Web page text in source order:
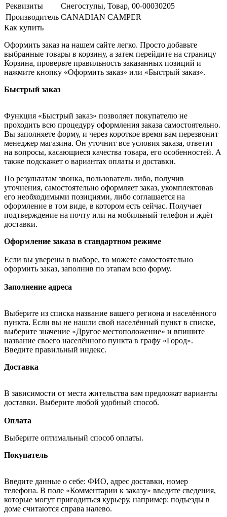
Реквизиты
Снегоступы, Товар, 00-00030205
Производитель CANADIAN CAMPER
Как купить
Оформить заказ на нашем сайте легко. Просто добавьте
выбранные товары в корзину, а затем перейдите на страницу
Корзина, проверьте правильность заказанных позиций и
нажмите кнопку «Оформить заказ» или «Быстрый заказ».
Быстрый заказ
Функция «Быстрый заказ» позволяет покупателю не
проходить всю процедуру оформления заказа самостоятельно.
Вы заполняете форму, и через короткое время вам перезвонит
менеджер магазина. Он уточнит все условия заказа, ответит
на вопросы, касающиеся качества товара, его особенностей. А
также подскажет о вариантах оплаты и доставки.
По результатам звонка, пользователь либо, получив
уточнения, самостоятельно оформляет заказ, укомплектовав
его необходимыми позициями, либо соглашается на
оформление в том виде, в котором есть сейчас. Получает
подтверждение на почту или на мобильный телефон и ждёт
доставки.
Оформление заказа в стандартном режиме
Если вы уверены в выборе, то можете самостоятельно
оформить заказ, заполнив по этапам всю форму.
Заполнение адреса
Выберите из списка название вашего региона и населённого
пункта. Если вы не нашли свой населённый пункт в списке,
выберите значение «Другое местоположение» и впишите
название своего населённого пункта в графу «Город».
Введите правильный индекс.
Доставка
В зависимости от места жительства вам предложат варианты
доставки. Выберите любой удобный способ.
Оплата
Выберите оптимальный способ оплаты.
Покупатель
Введите данные о себе: ФИО, адрес доставки, номер
телефона. В поле «Комментарии к заказу» введите сведения,
которые могут пригодиться курьеру, например: подъезды в
доме считаются справа налево.